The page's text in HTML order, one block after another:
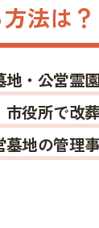
法は？
・公営霊
役所で改
地の管理